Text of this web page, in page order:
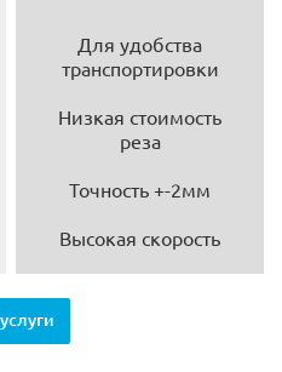
Для удобства
транспортировки
Низкая стоимость
реза
Точность +-2мм
Высокая скорость